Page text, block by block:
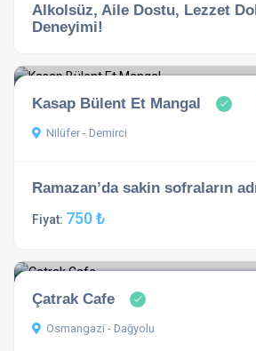
Alkolsüz, Aile Dostu, Lezzet
Deneyimi!
Kasap Bülent Et Mangal
Nilüfer - Demirci
Ramazan’da sakin sofraların
Fiyat: 750 ₺
Çatrak Cafe
Osmangazi - Dağyolu